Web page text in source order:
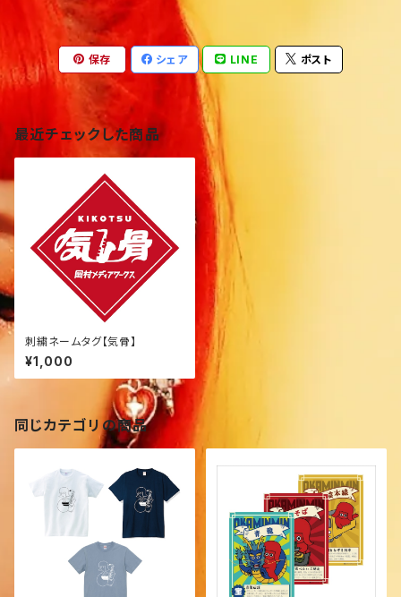
保存 シェア LINE ポスト
最近チェックした商品
刺繍ネームタグ【気骨】
¥1,000
同じカテゴリの商品